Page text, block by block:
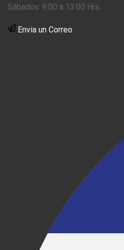
Sábados: 9:00 a 13:00 Hrs.
Envia un Correo